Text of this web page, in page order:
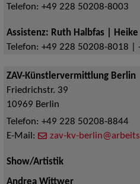
Telefon: +49 228 50208-8003
Assistenz: Ruth Halbfas | Heike
Telefon: +49 228 50208-8018 |
ZAV-Künstlervermittlung Berlin
Friedrichstr. 39
10969 Berlin
Telefon: +49 228 50208-8844
E-Mail:
zav-kv-
Show/Artistik
Andrea Wittwer